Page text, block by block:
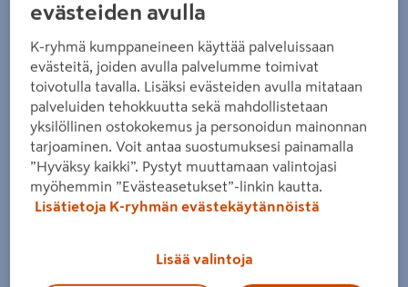
evästeiden avulla
K-ryhmä kumppaneineen käyttää palveluissaan
evästeitä, joiden avulla palvelumme toimivat
toivotulla tavalla. Lisäksi evästeiden avulla mitataan
palveluiden tehokkuutta sekä mahdollistetaan
yksilöllinen ostokokemus ja personoidun mainonnan
tarjoaminen. Voit antaa suostumuksesi painamalla
”Hyväksy kaikki”. Pystyt muuttamaan valintojasi
myöhemmin ”Evästeasetukset”-linkin kautta.
Lisätietoja K-ryhmän evästekäytännöistä
Lisää valintoja